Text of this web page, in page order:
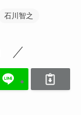
石川智之